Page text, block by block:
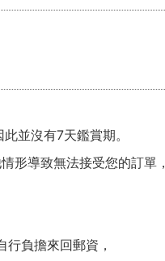
並沒有7天鑑賞期。
形導致無法接受您的訂單，
負擔來回郵資，